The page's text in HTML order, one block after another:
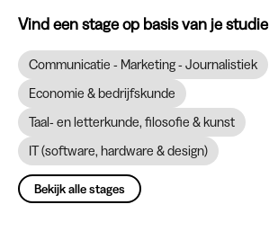
Vind een stage op basis van je studie
Communicatie - Marketing - Journalistiek
Economie & bedrijfskunde
Taal- en letterkunde, filosofie & kunst
IT (software, hardware & design)
Bekijk alle stages